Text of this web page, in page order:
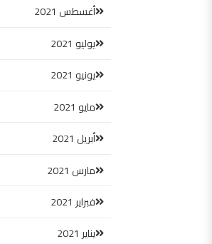
أغسطس 2021
يوليو 2021
يونيو 2021
مايو 2021
أبريل 2021
مارس 2021
فبراير 2021
يناير 2021